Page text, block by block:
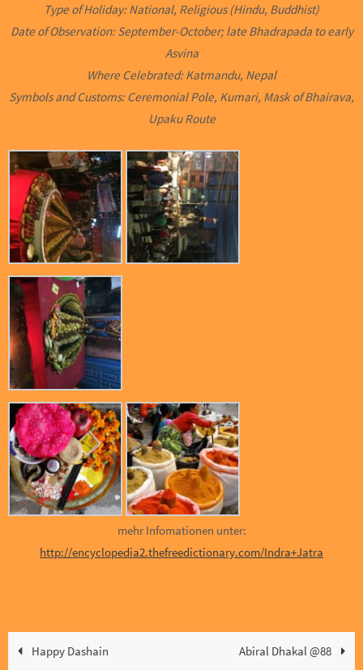
TypeofHoliday: National, Religious (Hindu, Buddhist)
DateofObservation: September-October; late Bhadrapadatoearly
Asvina
Where Celebrated: Katmandu, Nepal
Symbols and Customs: Ceremonial Pole, Kumari, MaskofBhairava,
Upaku Route
mehr Infomationen unter:
http://encyclopedia2.thefreedictionary.com/Indra+Jatra
Happy Dashain Abiral Dhakal @88